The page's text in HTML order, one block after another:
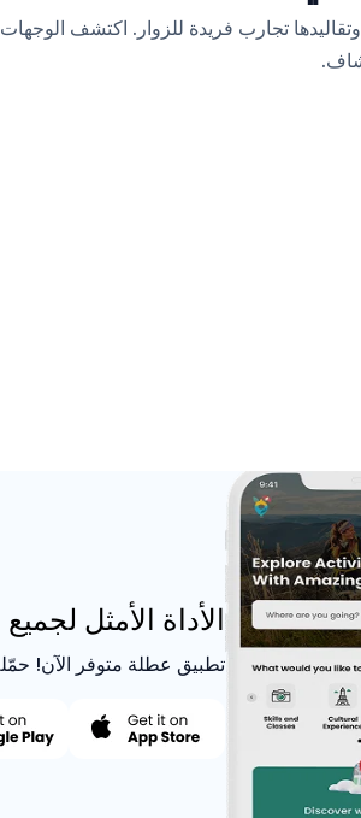
تجارب فريدة للزوار. اكتشف الوجهات
الأداة الأمثل
تطبيق عطلة متوفر الآن!